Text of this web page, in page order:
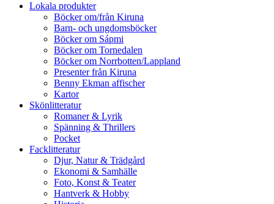
Lokala produkter
Böcker om/från Kiruna
Barn- och ungdomsböcker
Böcker om Sápmi
Böcker om Tornedalen
Böcker om Norrbotten/Lappland
Presenter från Kiruna
Benny Ekman affischer
Kartor
Skönlitteratur
Romaner & Lyrik
Spänning & Thrillers
Pocket
Facklitteratur
Djur, Natur & Trädgård
Ekonomi & Samhälle
Foto, Konst & Teater
Hantverk & Hobby